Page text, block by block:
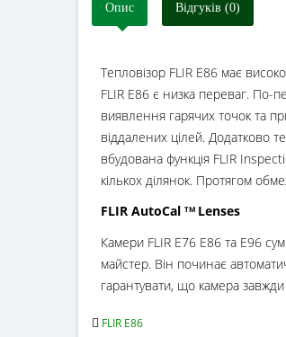
Опис Відгуків (0)
Тепловізор FLIR E86 має
FLIR E86 є низка переваг. По-
виявлення гарячих точок та
віддалених цілей. Додатково
вбудована функція FLIR
кількох ділянок. Протягом
FLIR AutoCal ТМ Lenses
Камери FLIR E76 E86 та E96
майстер. Він починає
гарантувати, що камера
FLIR E86